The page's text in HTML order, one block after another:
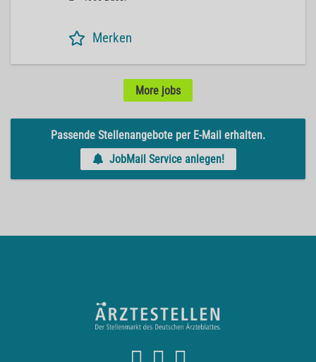
Merken
More jobs
Passende Stellenangebote per E-Mail erhalten.
JobMail Service anlegen!